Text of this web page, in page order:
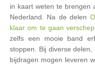
in kaart weten te brengen
Nederland. Na de delen
klaar om te gaan
zelfs een mooie band
stoppen. Bij diverse
bijdragen mogen leveren